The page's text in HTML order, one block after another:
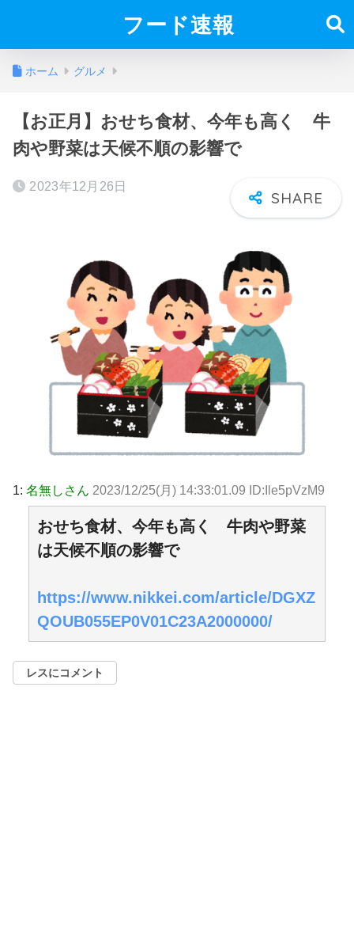
フード速報
ホーム グルメ
【お正月】おせち食材、今年も高く 牛
肉や野菜は天候不順の影響で
2023年12月26日
1: 名無しさん 2023/12/25(月) 14:33:01.09 ID:Ile5pVzM9
おせち食材、今年も高く 牛肉や野菜
は天候不順の影響で
https://www.nikkei.com/article/DGXZ
QOUB055EP0V01C23A2000000/
レスにコメント